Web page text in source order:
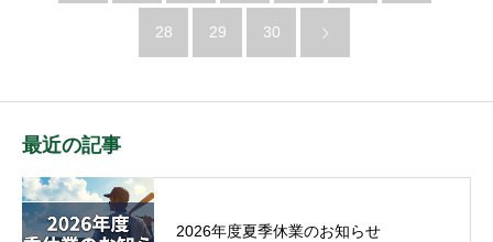
28 29 30
最近の記事
2026年度夏季休業のお知らせ